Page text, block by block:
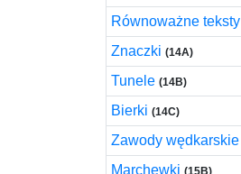
Równoważne teksty
Znaczki (14A)
Tunele (14B)
Bierki (14C)
Zawody wędkarskie
Marchewki (15B)